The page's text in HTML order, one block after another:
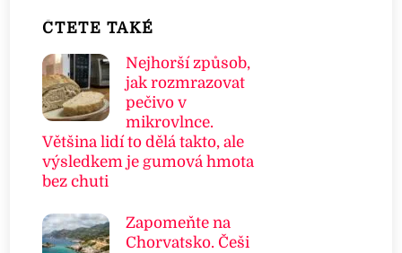
ČTETE TAKÉ
Nejhorší způsob,
jak rozmrazovat
pečivo v
mikrovlnce.
Většina lidí to dělá takto, ale
výsledkem je gumová hmota
bez chuti
Zapomeňte na
Chorvatsko. Češi